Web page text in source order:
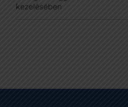
kezelésében